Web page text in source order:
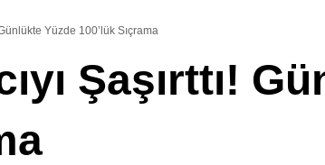
Günlükte Yüzde 100’lük Sıçrama
Şaşırttı!